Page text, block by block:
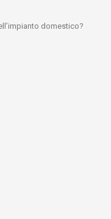
domestico?